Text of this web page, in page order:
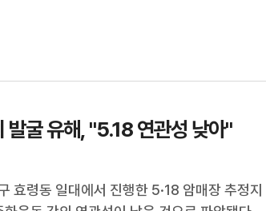
들도 자국민을 진압해 받은 훈장을 바로 잡은
발굴 유해, "5.18 연관성 낮아"
효령동 일대에서 진행한 5·18 암매장 추정지